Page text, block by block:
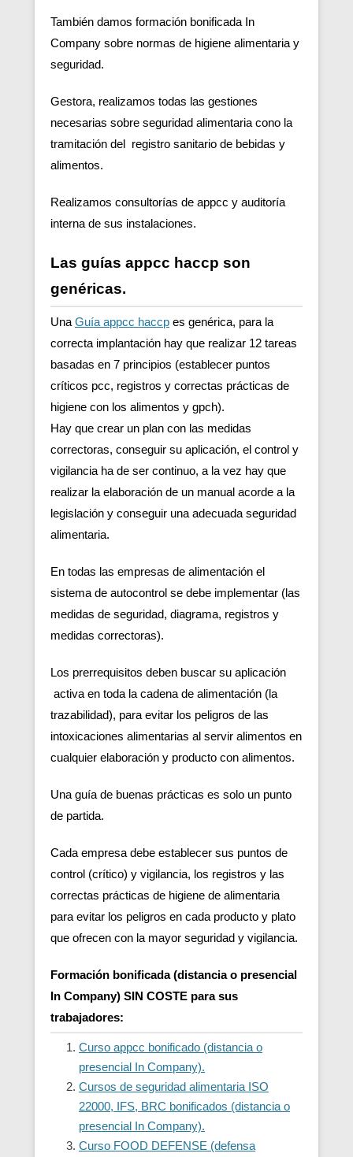
También damos formación bonificada In
Company sobre normas de higiene alimentaria y
seguridad.
Gestora, realizamos todas las gestiones
necesarias sobre seguridad alimentaria cono la
tramitación del registro sanitario de bebidas y
alimentos.
Realizamos consultorías de appcc y auditoría
interna de sus instalaciones.
Las guías appcc haccp son
genéricas.
Una Guía appcc haccp es genérica, para la
correcta implantación hay que realizar 12 tareas
basadas en 7 principios (establecer puntos
críticos pcc, registros y correctas prácticas de
higiene con los alimentos y gpch).
Hay que crear un plan con las medidas
correctoras, conseguir su aplicación, el control y
vigilancia ha de ser continuo, a la vez hay que
realizar la elaboración de un manual acorde a la
legislación y conseguir una adecuada seguridad
alimentaria.
En todas las empresas de alimentación el
sistema de autocontrol se debe implementar (las
medidas de seguridad, diagrama, registros y
medidas correctoras).
Los prerrequisitos deben buscar su aplicación
activa en toda la cadena de alimentación (la
trazabilidad), para evitar los peligros de las
intoxicaciones alimentarias al servir alimentos en
cualquier elaboración y producto con alimentos.
Una guía de buenas prácticas es solo un punto
de partida.
Cada empresa debe establecer sus puntos de
control (crítico) y vigilancia, los registros y las
correctas prácticas de higiene de alimentaria
para evitar los peligros en cada producto y plato
que ofrecen con la mayor seguridad y vigilancia.
Formación bonificada (distancia o presencial
In Company) SIN COSTE para sus
trabajadores:
Curso appcc bonificado (distancia o
presencial In Company).
Cursos de seguridad alimentaria ISO
22000, IFS, BRC bonificados (distancia o
presencial In Company).
Curso FOOD DEFENSE (defensa